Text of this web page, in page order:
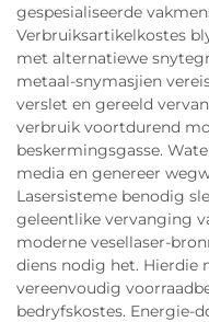
gespesialiseerde
Verbruiksartikelkostes
met alternatiewe
metaal-snymasjien
verslet en gereeld
verbruik voortdurend
beskermingsgasse.
media en genereer
Lasersisteme benodig
geleentlike vervanging
moderne vesellaser-
diens nodig het. Hierdie
vereenvoudig
bedryfskostes. Energie-